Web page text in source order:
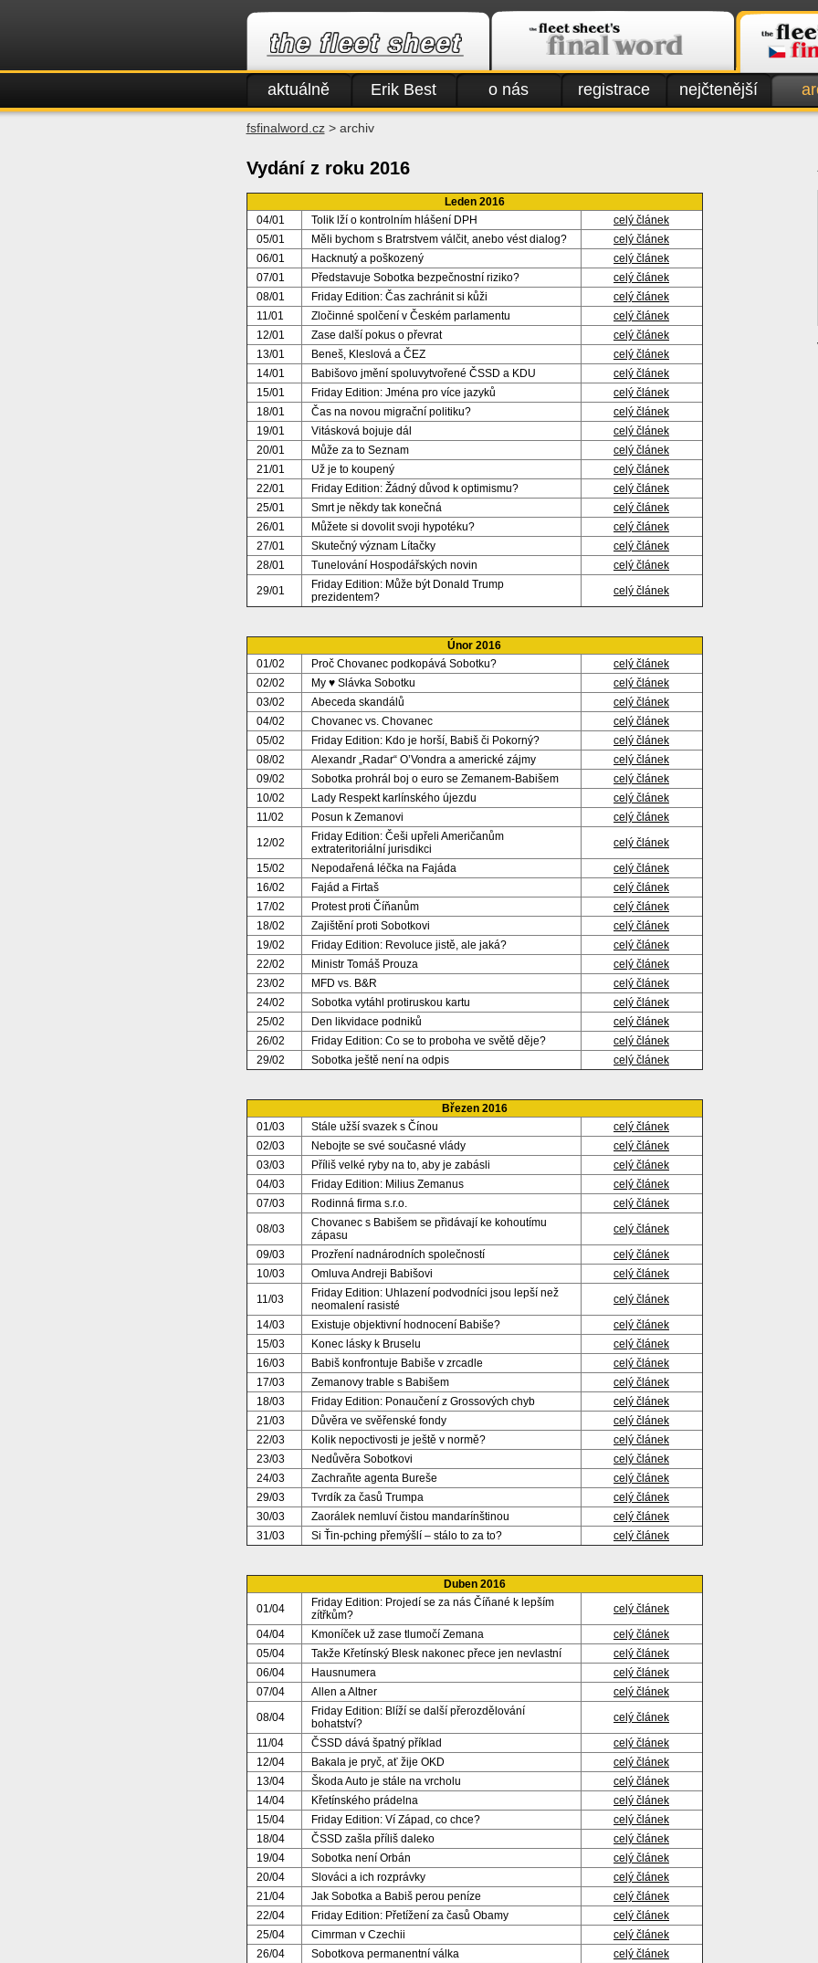
aktuálně Erik Best o nás registrace nejčtenější
fsfinalword.cz> archiv
Vydání z roku 2016
Leden 2016
04/01
Tolik lží o kontrolním hlášení DPH
celý článek
05/01
Měli bychom s Bratrstvem válčit, anebo vést dialog?
celý článek
06/01
Hacknutý a poškozený
celý článek
07/01
Představuje Sobotka bezpečnostní riziko?
celý článek
08/01
Friday Edition: Čas zachránit si kůži
celý článek
11/01
Zločinné spolčení v Českém parlamentu
celý článek
12/01
Zase další pokus o převrat
celý článek
13/01
Beneš, Kleslová a ČEZ
celý článek
14/01
Babišovo jmění spoluvytvořené ČSSD a KDU
celý článek
15/01
Friday Edition: Jména pro více jazyků
celý článek
18/01
Čas na novou migrační politiku?
celý článek
19/01
Vitásková bojuje dál
celý článek
20/01
Může za to Seznam
celý článek
21/01
Už je to koupený
celý článek
22/01
Friday Edition: Žádný důvod k optimismu?
celý článek
25/01
Smrt je někdy tak konečná
celý článek
26/01
Můžete si dovolit svoji hypotéku?
celý článek
27/01
Skutečný význam Lítačky
celý článek
28/01
Tunelování Hospodářských novin
celý článek
29/01
Friday Edition: Může být Donald Trump
prezidentem?
celý článek
Únor 2016
01/02
Proč Chovanec podkopává Sobotku?
celý článek
02/02
My ♥ Slávka Sobotku
celý článek
03/02
Abeceda skandálů
celý článek
04/02
Chovanec vs. Chovanec
celý článek
05/02
Friday Edition: Kdo je horší, Babiš či Pokorný?
celý článek
08/02
Alexandr „Radar“ O’Vondra a americké zájmy
celý článek
09/02
Sobotka prohrál boj o euro se Zemanem-Babišem
celý článek
10/02
Lady Respekt karlínského újezdu
celý článek
11/02
Posun k Zemanovi
celý článek
12/02
Friday Edition: Češi upřeli Američanům
extrateritoriální jurisdikci
celý článek
15/02
Nepodařená léčka na Fajáda
celý článek
16/02
Fajád a Firtaš
celý článek
17/02
Protest proti Číňanům
celý článek
18/02
Zajištění proti Sobotkovi
celý článek
19/02
Friday Edition: Revoluce jistě, ale jaká?
celý článek
22/02
Ministr Tomáš Prouza
celý článek
23/02
MFD vs. B&R
celý článek
24/02
Sobotka vytáhl protiruskou kartu
celý článek
25/02
Den likvidace podniků
celý článek
26/02
Friday Edition: Co se to proboha ve světě děje?
celý článek
29/02
Sobotka ještě není na odpis celý článek
Březen 2016
01/03
Stále užší svazek s Čínou
celý článek
02/03
Nebojte se své současné vlády
celý článek
03/03
Příliš velké ryby na to, aby je zabásli
celý článek
04/03
Friday Edition: Milius Zemanus
celý článek
07/03
Rodinná firma s.r.o.
celý článek
08/03
Chovanec s Babišem se přidávají ke kohoutímu
zápasu
celý článek
09/03
Prozření nadnárodních společností
celý článek
10/03
Omluva Andreji Babišovi
celý článek
11/03
Friday Edition: Uhlazení podvodníci jsou lepší než
neomalení rasisté
celý článek
14/03
Existuje objektivní hodnocení Babiše?
celý článek
15/03
Konec lásky k Bruselu
celý článek
16/03
Babiš konfrontuje Babiše v zrcadle
celý článek
17/03
Zemanovy trable s Babišem
celý článek
18/03
Friday Edition: Ponaučení z Grossových chyb
celý článek
21/03
Důvěra ve svěřenské fondy
celý článek
22/03
Kolik nepoctivosti je ještě v normě?
celý článek
23/03
Nedůvěra Sobotkovi
celý článek
24/03
Zachraňte agenta Bureše
celý článek
29/03
Tvrdík za časů Trumpa
celý článek
30/03
Zaorálek nemluví čistou mandarínštinou
celý článek
31/03
Si Ťin-pching přemýšlí – stálo to za to? celý článek
Duben 2016
01/04
Friday Edition: Projedí se za nás Číňané k lepším
zítřkům?
celý článek
04/04
Kmoníček už zase tlumočí Zemana
celý článek
05/04
Takže Křetínský Blesk nakonec přece jen nevlastní
celý článek
06/04
Hausnumera
celý článek
07/04
Allen a Altner
celý článek
08/04
Friday Edition: Blíží se další přerozdělování
bohatství?
celý článek
11/04
ČSSD dává špatný příklad
celý článek
12/04
Bakala je pryč, ať žije OKD
celý článek
13/04
Škoda Auto je stále na vrcholu
celý článek
14/04
Křetínského prádelna
celý článek
15/04
Friday Edition: Ví Západ, co chce?
celý článek
18/04
ČSSD zašla příliš daleko
celý článek
19/04
Sobotka není Orbán
celý článek
20/04
Slováci a ich rozprávky
celý článek
21/04
Jak Sobotka a Babiš perou peníze
celý článek
22/04
Friday Edition: Přetížení za časů Obamy
celý článek
25/04
Cimrman v Czechii
celý článek
26/04
Sobotkova permanentní válka
celý článek